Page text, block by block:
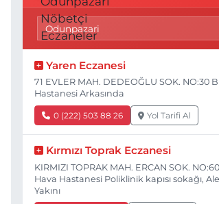
Yaren Eczanesi
71 EVLER MAH. DEDEOĞLU SOK. NO:30
Hastanesi Arkasında
0 (222) 503 88 26 Yol Tarifi Al
Kırmızı Toprak Eczanesi
KIRMIZI TOPRAK MAH. ERCAN SOK.
Hava Hastanesi Poliklinik kapısı sokağı,
Yakını